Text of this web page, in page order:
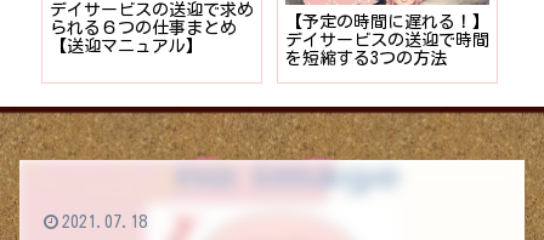
デイサービスの送迎で求め
られる６つの仕事まとめ
【送迎マニュアル】
【予定の時間に遅れる！】
デイサービスの送迎で時間
を短縮する3つの方法
2021.07.18